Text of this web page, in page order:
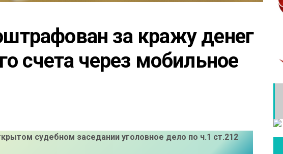
за кражу денег
счета через мобильное
судебном заседании уголовное дело по ч.1 ст.212